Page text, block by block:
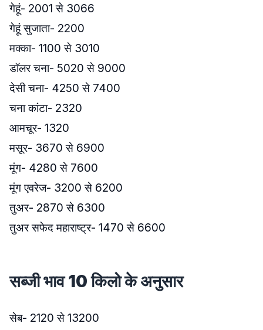
गेहूं- 2001 से 3066
गेहूं सुजाता- 2200
मक्का- 1100 से 3010
डॉलर चना- 5020 से 9000
देसी चना- 4250 से 7400
चना कांटा- 2320
आमचूर- 1320
मसूर- 3670 से 6900
मूंग- 4280 से 7600
मूंग एवरेज- 3200 से 6200
तुअर- 2870 से 6300
तुअर सफेद महाराष्ट्र- 1470 से 6600
सब्जी भाव 10 किलो के अनुसार
सेब- 2120 से 13200